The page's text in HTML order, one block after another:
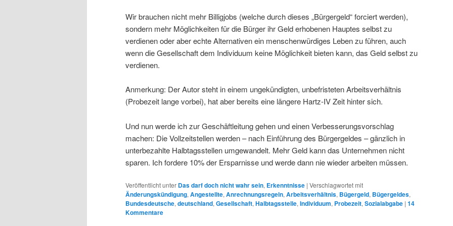
Wir brauchen nicht mehr Billigjobs (welche durch dieses „Bürgergeld“ forciert werden),
sondern mehr Möglichkeiten für die Bürger ihr Geld erhobenen Hauptes selbst zu
verdienen oder aber echte Alternativen ein menschenwürdiges Leben zu führen, auch
wenn die Gesellschaft dem Individuum keine Möglichkeit bieten kann, das Geld selbst zu
verdienen.
Anmerkung: Der Autor steht in einem ungekündigten, unbefristeten Arbeitsverhältnis
(Probezeit lange vorbei), hat aber bereits eine längere Hartz-IV Zeit hinter sich.
Und nun werde ich zur Geschäftleitung gehen und einen Verbesserungsvorschlag
machen: Die Vollzeitstellen werden – nach Einführung des Bürgergeldes – gänzlich in
unterbezahlte Halbtagsstellen umgewandelt. Mehr Geld kann das Unternehmen nicht
sparen. Ich fordere 10% der Ersparnisse und werde dann nie wieder arbeiten müssen.
Veröffentlicht unter Das darf doch nicht wahr sein, Erkenntnisse | Verschlagwortet mit
Änderungskündigung, Angestellte, Anrechnungsregeln, Arbeitsverhältnis, Bügergeld, Bügergeldes,
Bundesdeutsche, deutschland, Gesellschaft, Halbtagsstelle, Individuum, Probezeit, Sozialabgabe | 14
Kommentare